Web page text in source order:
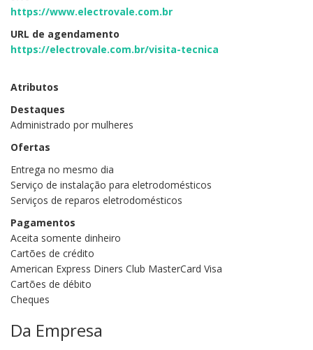
https://www.electrovale.com.br
URL de agendamento
https://electrovale.com.br/visita-tecnica
Atributos
Destaques
Administrado por mulheres
Ofertas
Entrega no mesmo dia
Serviço de instalação para eletrodomésticos
Serviços de reparos eletrodomésticos
Pagamentos
Aceita somente dinheiro
Cartões de crédito
American Express Diners Club MasterCard Visa
Cartões de débito
Cheques
Da Empresa